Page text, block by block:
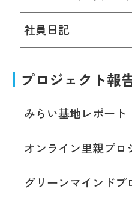
社員日記
プロジェクト報
みらい基地レポート
オンライン里親プロ
グリーンマインドプ